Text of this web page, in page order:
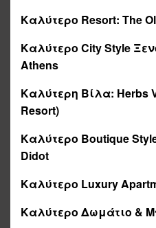
Καλύτερο Resort: The
Καλύτερο City Style Ξ
Athens
Καλύτερη Βίλα: Herbs
Resort)
Καλύτερο Boutique
Didot
Καλύτερο Luxury
Καλύτερο Δωμάτιο &